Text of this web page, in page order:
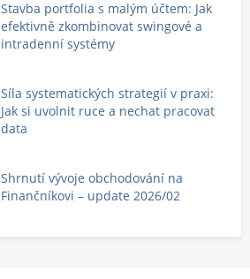
Stavba portfolia s malým účtem: Jak
efektivně zkombinovat swingové a
intradenní systémy
Síla systematických strategií v praxi:
Jak si uvolnit ruce a nechat pracovat
data
Shrnutí vývoje obchodování na
Finančníkovi – update 2026/02